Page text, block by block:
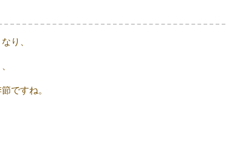
り、
ですね。